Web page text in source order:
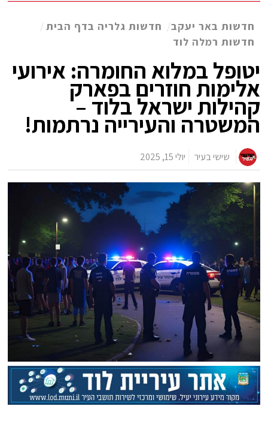
חדשות באר יעקב/ חדשות גלריה בדף הבית/
חדשות רמלה לוד
יטופל במלוא החומרה: אירועי
אלימות חוזרים בפארק
קהילות ישראל בלוד –
המשטרה והעירייה נרתמות!
שישי בעיר יולי 15, 2025